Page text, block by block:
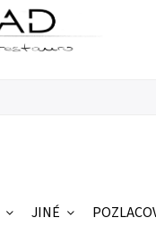
JINÉ